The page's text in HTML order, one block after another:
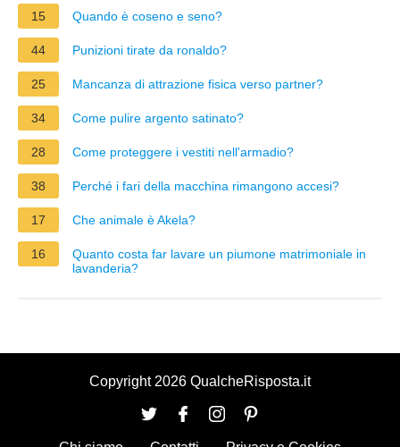
15 Quando è coseno e seno?
44 Punizioni tirate da ronaldo?
25 Mancanza di attrazione fisica verso partner?
34 Come pulire argento satinato?
28 Come proteggere i vestiti nell'armadio?
38 Perché i fari della macchina rimangono accesi?
17 Che animale è Akela?
16
Quanto costa far lavare un piumone matrimoniale in
lavanderia?
Copyright 2026 QualcheRisposta.it